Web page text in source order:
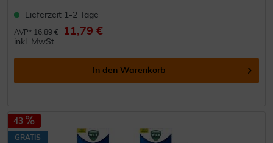
Lieferzeit 1-2 Tage
AVP* 16,89 € 11,79 €
inkl. MwSt.
In den Warenkorb
43
GRATIS